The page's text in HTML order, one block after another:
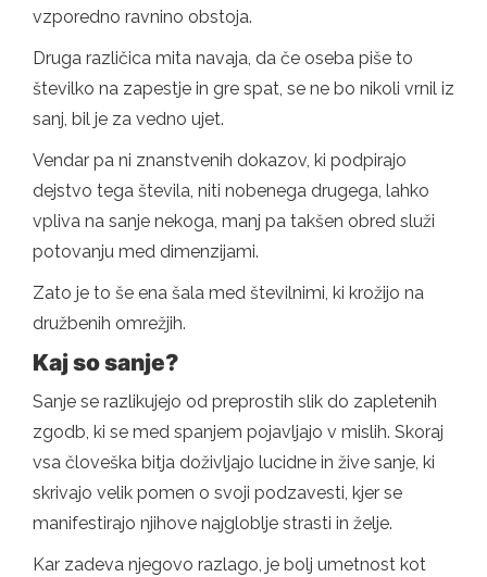
vzporedno ravnino obstoja.
Druga različica mita navaja, da če oseba piše to
številko na zapestje in gre spat, se ne bo nikoli vrnil iz
sanj, bil je za vedno ujet.
Vendar pa ni znanstvenih dokazov, ki podpirajo
dejstvo tega števila, niti nobenega drugega, lahko
vpliva na sanje nekoga, manj pa takšen obred služi
potovanju med dimenzijami.
Zato je to še ena šala med številnimi, ki krožijo na
družbenih omrežjih.
Kaj so sanje?
Sanje se razlikujejo od preprostih slik do zapletenih
zgodb, ki se med spanjem pojavljajo v mislih. Skoraj
vsa človeška bitja doživljajo lucidne in žive sanje, ki
skrivajo velik pomen o svoji podzavesti, kjer se
manifestirajo njihove najgloblje strasti in želje.
Kar zadeva njegovo razlago, je bolj umetnost kot